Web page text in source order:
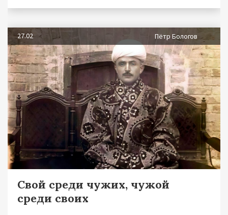
27.02 Пётр Бологов
Свой среди чужих, чужой
среди своих